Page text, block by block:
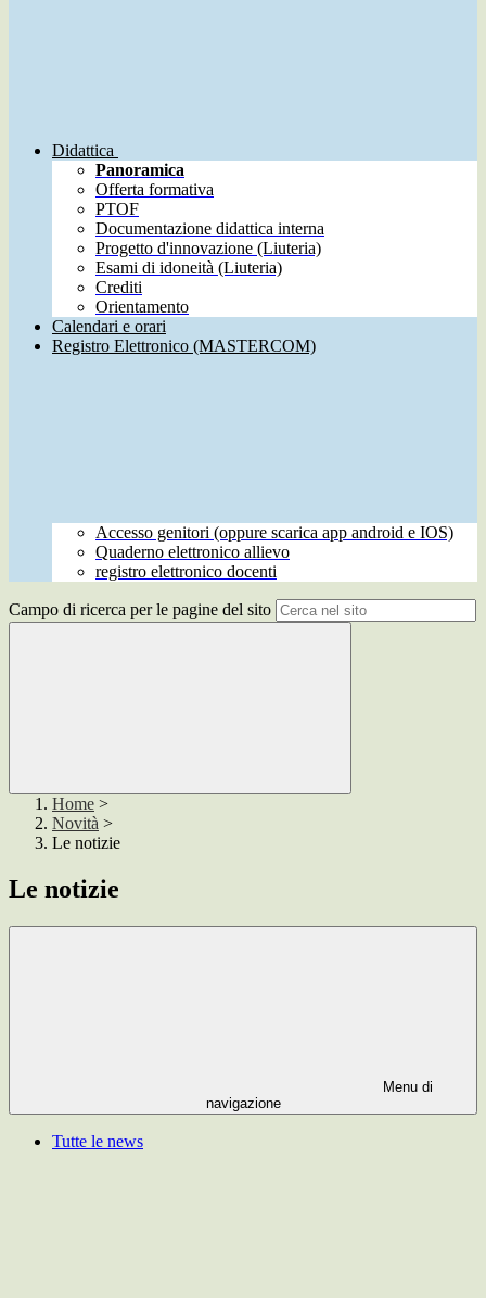
Didattica
Panoramica
Offerta formativa
PTOF
Documentazione didattica interna
Progetto d'innovazione (Liuteria)
Esami di idoneità (Liuteria)
Crediti
Orientamento
Calendari e orari
Registro Elettronico (MASTERCOM)
Accesso genitori (oppure scarica app android e IOS)
Quaderno elettronico allievo
registro elettronico docenti
Campo di ricerca per le pagine del sito
Home >
Novità >
Le notizie
Le notizie
Menu di
navigazione
Tutte le news